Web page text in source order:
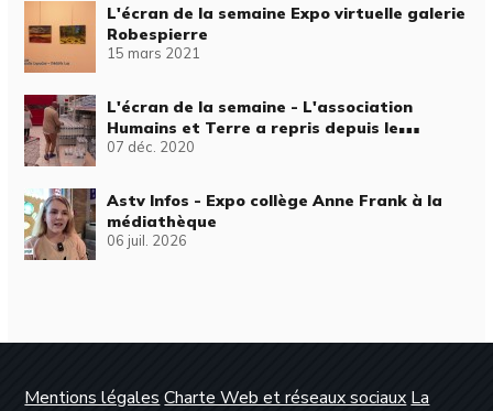
L'écran de la semaine Expo virtuelle galerie
Robespierre
15 mars 2021
L'écran de la semaine - L'association
Humains et Terre a repris depuis le
confinement ses tournées
07 déc. 2020
Astv Infos - Expo collège Anne Frank à la
médiathèque
06 juil. 2026
Mentions légales Charte Web et réseaux sociaux La